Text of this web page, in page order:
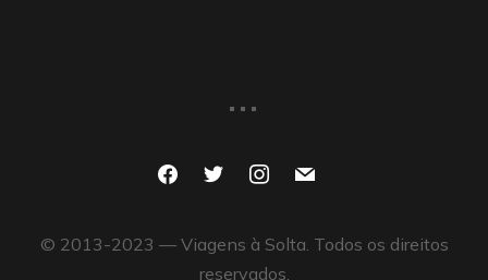
...
facebook
twitter instagram
mail
© 2013-2023 — Viagens à Solta. Todos os direitos
reservados.